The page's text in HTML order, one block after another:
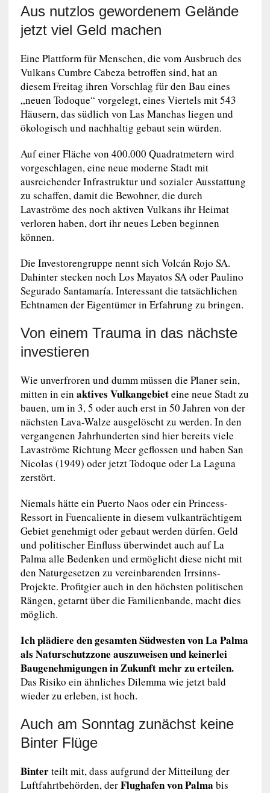
Aus nutzlos gewordenem Gelände
jetzt viel Geld machen
Eine Plattform für Menschen, die vom Ausbruch des
Vulkans Cumbre Cabeza betroffen sind, hat an
diesem Freitag ihren Vorschlag für den Bau eines
„neuen Todoque“ vorgelegt, eines Viertels mit 543
Häusern, das südlich von Las Manchas liegen und
ökologisch und nachhaltig gebaut sein würden.
Auf einer Fläche von 400.000 Quadratmetern wird
vorgeschlagen, eine neue moderne Stadt mit
ausreichender Infrastruktur und sozialer Ausstattung
zu schaffen, damit die Bewohner, die durch
Lavaströme des noch aktiven Vulkans ihr Heimat
verloren haben, dort ihr neues Leben beginnen
können.
Die Investorengruppe nennt sich Volcán Rojo SA.
Dahinter stecken noch Los Mayatos SA oder Paulino
Segurado Santamaría. Interessant die tatsächlichen
Echtnamen der Eigentümer in Erfahrung zu bringen.
Von einem Trauma in das nächste
investieren
Wie unverfroren und dumm müssen die Planer sein,
mitten in ein aktives Vulkangebieteine neue Stadt zu
bauen, um in 3, 5 oder auch erst in 50 Jahren von der
nächsten Lava-Walze ausgelöscht zu werden. In den
vergangenen Jahrhunderten sind hier bereits viele
Lavaströme Richtung Meer geflossen und haben San
Nicolas (1949) oder jetzt Todoque oder La Laguna
zerstört.
Niemals hätte ein Puerto Naos oder ein Princess-
Ressort in Fuencaliente in diesem vulkanträchtigem
Gebiet genehmigt oder gebaut werden dürfen. Geld
und politischer Einfluss überwindet auch auf La
Palma alle Bedenken und ermöglicht diese nicht mit
den Naturgesetzen zu vereinbarenden Irrsinns-
Projekte. Profitgier auch in den höchsten politischen
Rängen, getarnt über die Familienbande, macht dies
möglich.
Ich plädiere den gesamten Südwesten von La Palma
als Naturschutzzone auszuweisen und keinerlei
Baugenehmigungen in Zukunft mehr zu erteilen.
Das Risiko ein ähnliches Dilemma wie jetzt bald
wieder zu erleben, ist hoch.
Auch am Sonntag zunächst keine
Binter Flüge
Binterteilt mit, dass aufgrund der Mitteilung der
Luftfahrtbehörden, derFlughafen von Palma bis